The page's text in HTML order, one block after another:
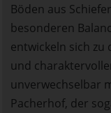
Böden aus
besonderen
entwickeln sich zu
und
unverwechselbar
Pacherhof, der